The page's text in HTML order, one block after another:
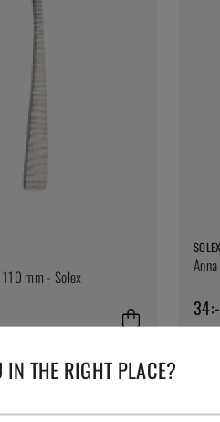
mm - Solex
SOLEX
34:-
IN THE RIGHT PLACE?